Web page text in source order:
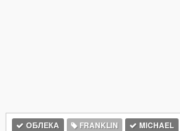
ОБЛЕКА FRANKLIN MICHAEL